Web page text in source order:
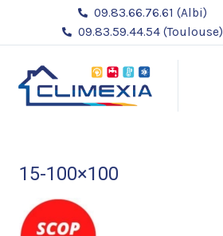
contenu
09.83.66.76.61 (Albi)
09.83.59.44.54 (Toulouse)
15-100×100